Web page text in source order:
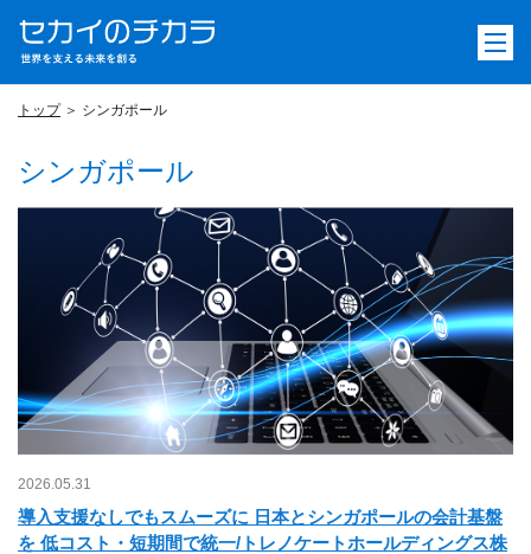
トップ シンガポール
シンガポール
2026.05.31
導入支援なしでもスムーズに 日本とシンガポールの会計基盤
を 低コスト・短期間で統一/トレノケートホールディングス株